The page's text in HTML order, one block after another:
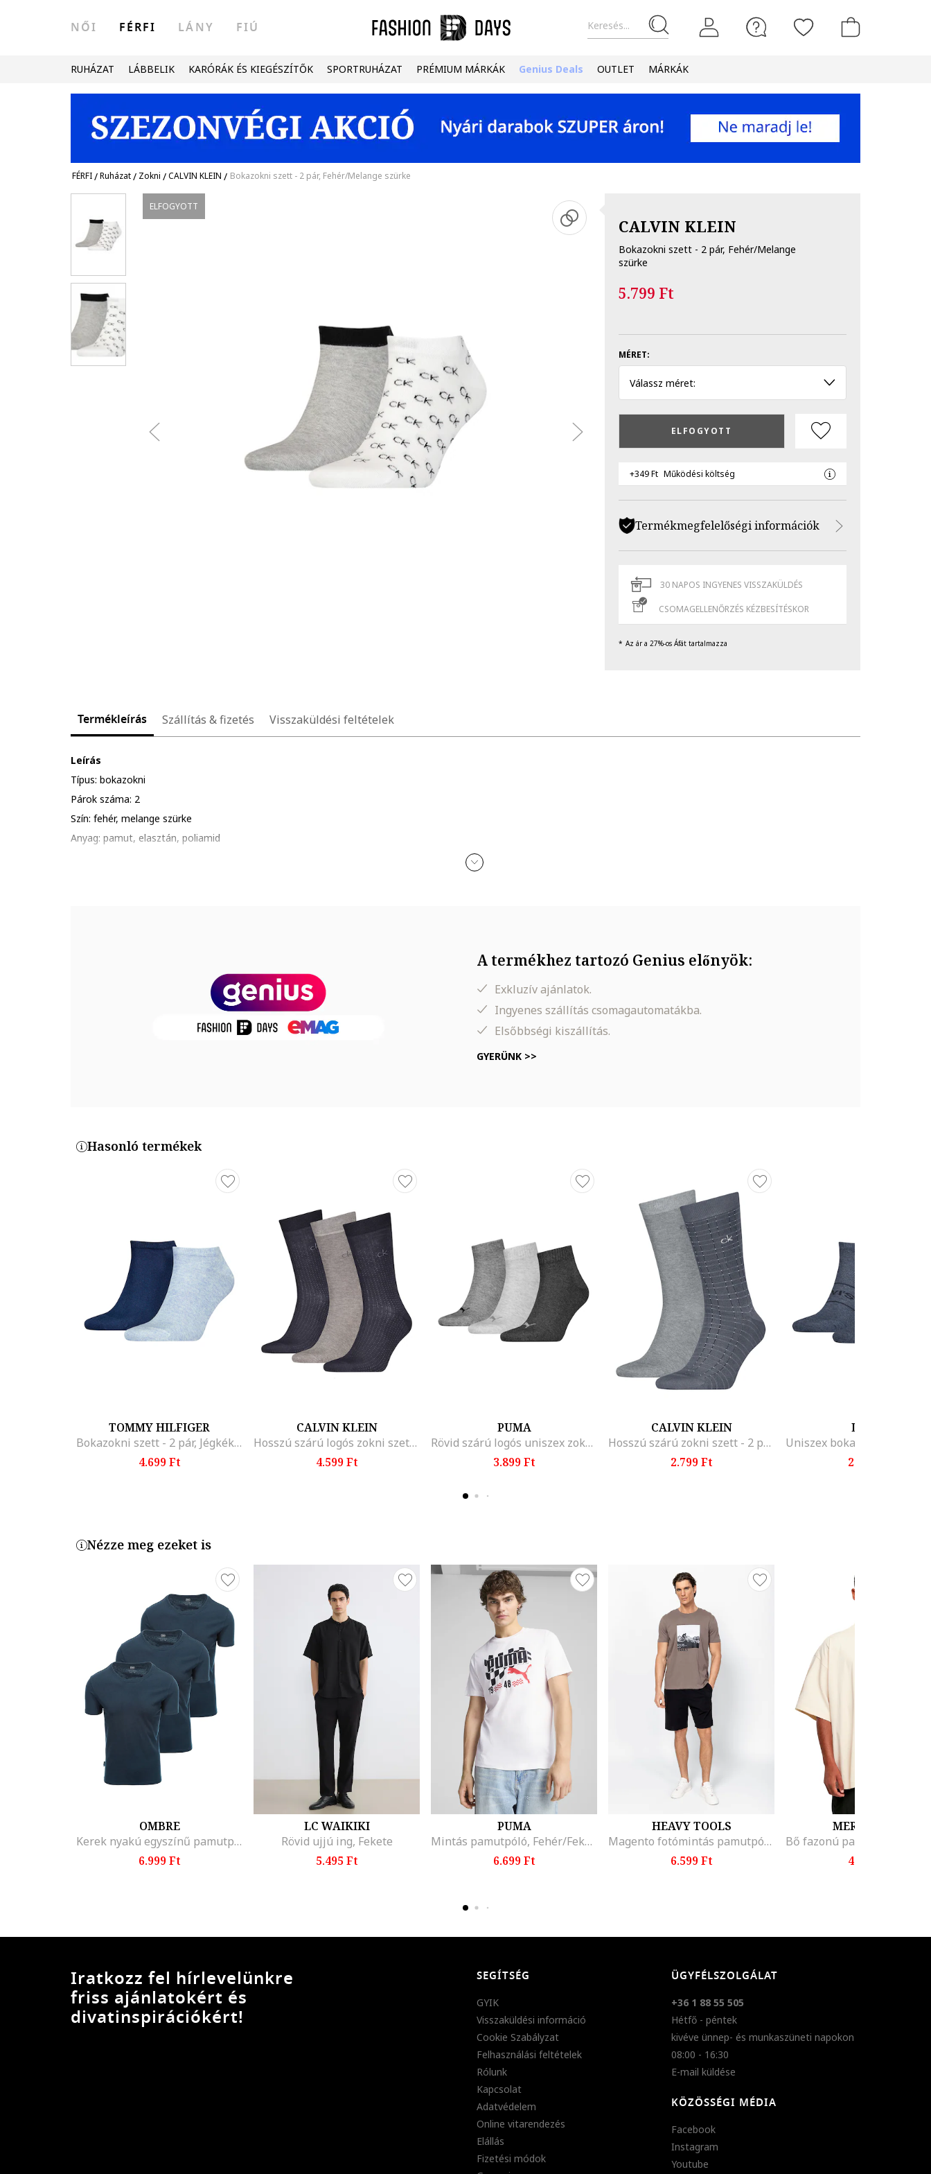
Keresés...
NŐI FÉRFI LÁNY FIÚ
RUHÁZAT LÁBBELIK KARÓRÁK ÉS KIEGÉSZÍTŐK SPORTRUHÁZAT PRÉMIUM MÁRKÁK Genius Deals OUTLET MÁRKÁK
FÉRFI/Ruházat/ Zokni /CALVIN KLEIN / Bokazokni szett - 2 pár, Fehér/Melange szürke
ELFOGYOTT
CALVIN KLEIN
Bokazokni szett - 2 pár, Fehér/Melange
szürke
5.799 Ft
MÉRET:
Válassz méret:
ELFOGYOTT
+349 Ft Működési költség
Termékmegfelelőségi információk
30 NAPOS INGYENES VISSZAKÜLDÉS
CSOMAGELLENŐRZÉS KÉZBESÍTÉSKOR
Az ár a 27%-os Áfát tartalmazza
Termékleírás Szállítás & fizetés Visszaküldési feltételek
Leírás
Típus: bokazokni
Párok száma: 2
Szín: fehér, melange szürke
Anyag: pamut, elasztán, poliamid
A termékhez tartozó Genius előnyök:
Exkluzív ajánlatok.
Ingyenes szállítás csomagautomatákba.
Elsőbbségi kiszállítás.
GYERÜNK >>
Hasonló termékek
TOMMY HILFIGER
Bokazokni szett - 2 pár, Jégkék/Tengerészkék
4.699 Ft
CALVIN KLEIN
Hosszú szárú logós zokni szett - 3 pár, Melange világosszürke/Tengerészkék
4.599 Ft
PUMA
Rövid szárú logós uniszex zokni szett - 3 pár, Melange szürke/Sötétszürke
3.899 Ft
CALVIN KLEIN
Hosszú szárú zokni szett - 2 pár, Szürke/Antracitszürke
2.799 Ft
LEVI'S
2.599 Ft
Nézze meg ezeket is
OMBRE
Kerek nyakú egyszínű pamutpóló szett - 3 db, Tengerészkék
6.999 Ft
LC WAIKIKI
Rövid ujjú ing, Fekete
5.495 Ft
PUMA
Mintás pamutpóló, Fehér/Fekete
6.699 Ft
HEAVY TOOLS
Magento fotómintás pamutpóló, Fehér/Fekete/Tópbarna
6.599 Ft
MERCHCODE
4.899 Ft
Iratkozz fel hírlevelünkre
friss ajánlatokért és
divatinspirációkért!
SEGÍTSÉG
GYIK
Visszaküldési információ
Cookie Szabályzat
Felhasználási feltételek
Rólunk
Kapcsolat
Adatvédelem
Online vitarendezés
Elállás
Fizetési módok
ÜGYFÉLSZOLGÁLAT
+36 1 88 55 505
Hétfő - péntek
kivéve ünnep- és munkaszüneti napokon
08:00 - 16:30
E-mail küldése
KÖZÖSSÉGI MÉDIA
Facebook
Instagram
Youtube